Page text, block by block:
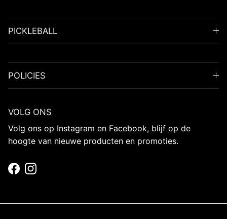
PICKLEBALL
POLICIES
VOLG ONS
Volg ons op Instagram en Facebook, blijf op de
hoogte van nieuwe producten en promoties.
FacebookInstagram